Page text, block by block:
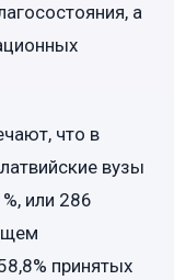
а
что в
вузы
или 286
принятых